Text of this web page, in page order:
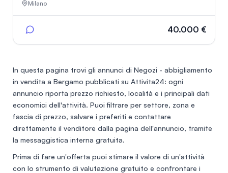
Milano
40.000 €
In questa pagina trovi gli annunci di Negozi - abbigliamento
in vendita a Bergamo pubblicati su Attivita24: ogni
annuncio riporta prezzo richiesto, località e i principali dati
economici dell'attività. Puoi filtrare per settore, zona e
fascia di prezzo, salvare i preferiti e contattare
direttamente il venditore dalla pagina dell'annuncio, tramite
la messaggistica interna gratuita.
Prima di fare un'offerta puoi stimare il valore di un'attività
con lo strumento di valutazione gratuito e confrontare i